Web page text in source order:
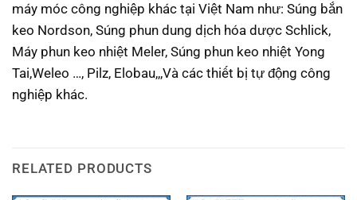
máy móc công nghiệp khác tại Việt Nam như: Súng bắn
keo Nordson, Súng phun dung dịch hóa dược Schlick,
Máy phun keo nhiệt Meler, Súng phun keo nhiệt Yong
Tai,Weleo …, Pilz, Elobau,,,Và các thiết bị tự động công
nghiệp khác.
RELATED PRODUCTS